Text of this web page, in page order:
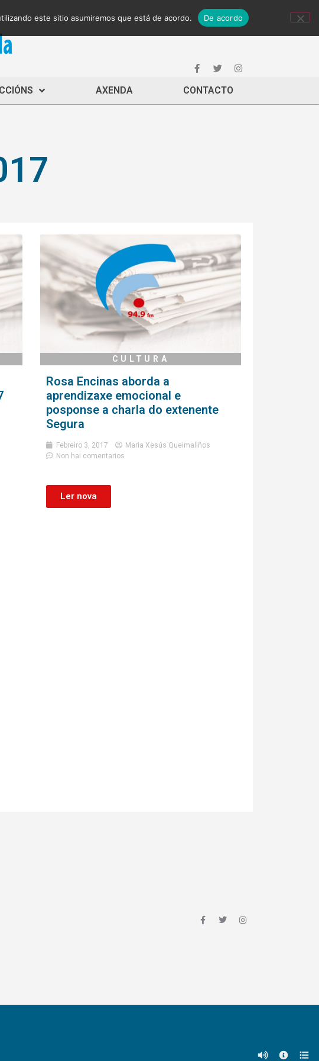
AXENDA CONTACTO
CULTURA
Rosa Encinas aborda a
aprendizaxe emocional e
posponse a charla do extenente
Segura
Febreiro 3, 2017
Maria Xesús Queimaliños
Non hai comentarios
Ler nova
este sitio asumiremos que está de acordo. De acordo